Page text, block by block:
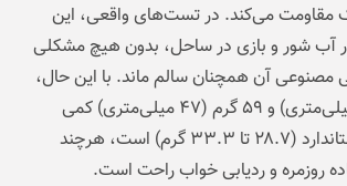
می‌کند. در تست‌های واقعی، این
آب شور و بازی در ساحل، بدون هیچ مشکلی
مصنوعی آن همچنان سالم ماند. با این حال،
وزن ۵۲ گرم (۴۳ میلی‌متری) و ۵۹ گرم (۴۷ میلی‌متری) کمی
سنگین‌تر از مدل استاندارد (۲۸.۷ تا ۳۳.۳ گرم) است، هرچند
روزمره و ردیابی خواب راحت است.